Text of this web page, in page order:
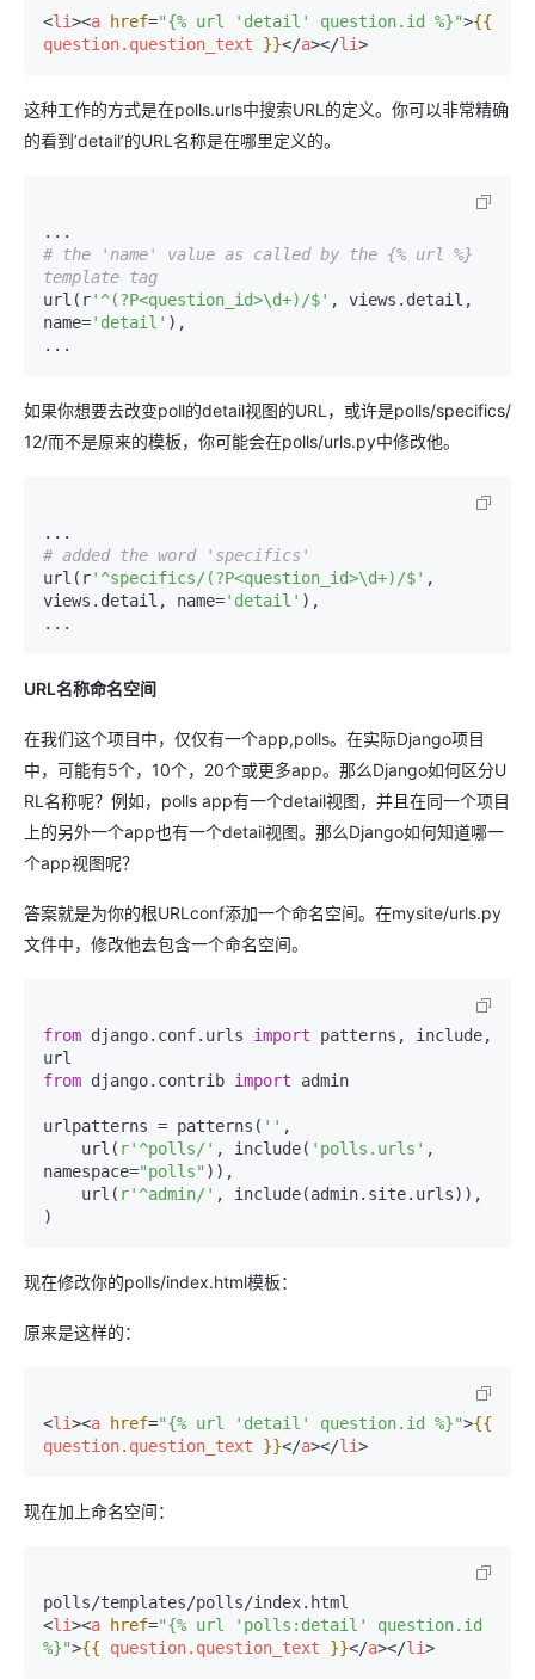
<li><a href="{% url 'detail' question.id %}">
question.question_text }}</a></li>
这种工作的方式是在polls.urls中搜索URL的定义。你可以非常精确
的看到’detail’的URL名称是在哪里定义的。
# the 'name' value as called by the {% url %}
template tag
url ( r'^(?P<question_id>\d+)/$' , views.detail ,
name='detail' ) ,
如果你想要去改变poll的detail视图的URL，或许是polls/specifics/
12/而不是原来的模板，你可能会在polls/urls.py中修改他。
# added the word 'specifics'
url ( r'^specifics/(?P<question_id>\d+)/$' ,
views.detail , name='detail' ) ,
URL名称命名空间
在我们这个项目中，仅仅有一个app,polls。在实际Django项目
中，可能有5个，10个，20个或更多app。那么Django如何区分U
RL名称呢？例如，polls app有一个detail视图，并且在同一个项目
上的另外一个app也有一个detail视图。那么Django如何知道哪一
个app视图呢？
答案就是为你的根URLconf添加一个命名空间。在mysite/urls.py
文件中，修改他去包含一个命名空间。
from django.conf.urls import patterns, include,
from django.contrib import admin
urlpatterns = patterns( '' ,
    url(
r'^polls/' , include( 'polls.urls' ,
namespace="polls" )),
    url(
r'^admin/' , include(admin.site.urls)),
现在修改你的polls/index.html模板：
原来是这样的：
<li><a href="{% url 'detail' question.id %}">
question.question_text }}</a></li>
现在加上命名空间：
<li><a href="{% url 'polls:detail' question.id
%}">{{ question.question_text }}</a></li>